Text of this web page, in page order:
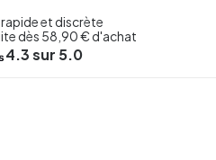
et discrète
dès 58,90 € d'achat
4.3sur 5.0